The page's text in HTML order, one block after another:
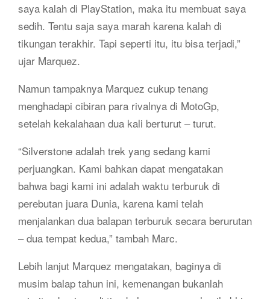
saya kalah di PlayStation, maka itu membuat saya
sedih. Tentu saja saya marah karena kalah di
tikungan terakhir. Tapi seperti itu, itu bisa terjadi,”
ujar Marquez.
Namun tampaknya Marquez cukup tenang
menghadapi cibiran para rivalnya di MotoGp,
setelah kekalahaan dua kali berturut – turut.
“Silverstone adalah trek yang sedang kami
perjuangkan. Kami bahkan dapat mengatakan
bahwa bagi kami ini adalah waktu terburuk di
perebutan juara Dunia, karena kami telah
menjalankan dua balapan terburuk secara berurutan
– dua tempat kedua,” tambah Marc.
Lebih lanjut Marquez mengatakan, baginya di
musim balap tahun ini, kemenangan bukanlah